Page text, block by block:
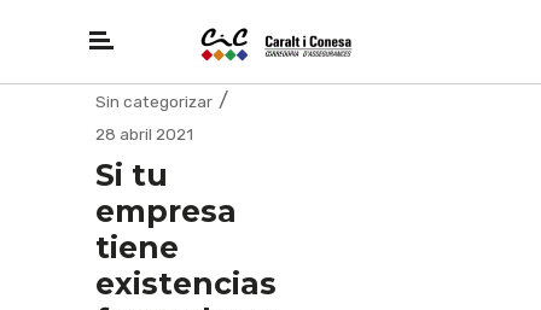
Sin categorizar
28 abril 2021
Si tu
empresa
tiene
existencias